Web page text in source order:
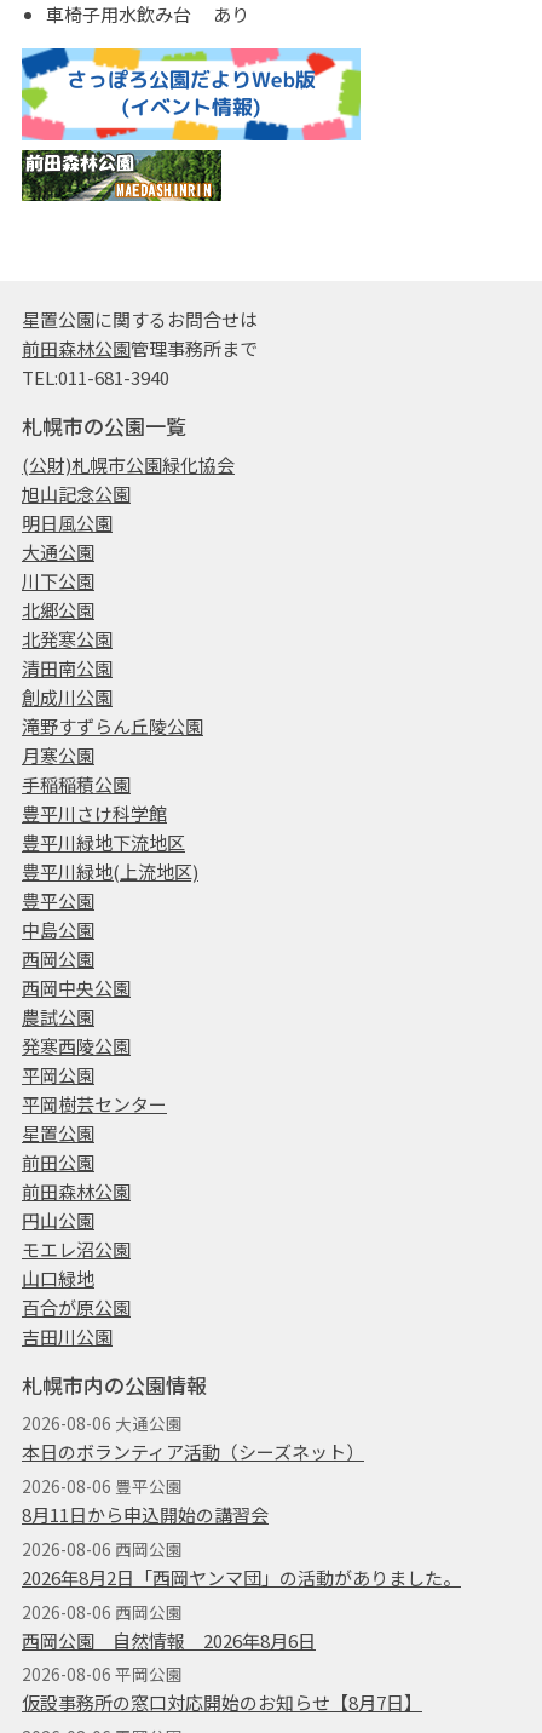
車椅子用水飲み台 あり
星置公園に関するお問合せは
前田森林公園管理事務所まで
TEL:011-681-3940
札幌市の公園一覧
(公財)札幌市公園緑化協会
旭山記念公園
明日風公園
大通公園
川下公園
北郷公園
北発寒公園
清田南公園
創成川公園
滝野すずらん丘陵公園
月寒公園
手稲稲積公園
豊平川さけ科学館
豊平川緑地下流地区
豊平川緑地(上流地区)
豊平公園
中島公園
西岡公園
西岡中央公園
農試公園
発寒西陵公園
平岡公園
平岡樹芸センター
星置公園
前田公園
前田森林公園
円山公園
モエレ沼公園
山口緑地
百合が原公園
吉田川公園
札幌市内の公園情報
2026-08-06 大通公園
本日のボランティア活動（シーズネット）
2026-08-06 豊平公園
8月11日から申込開始の講習会
2026-08-06 西岡公園
2026年8月2日「西岡ヤンマ団」の活動がありました。
2026-08-06 西岡公園
西岡公園 自然情報 2026年8月6日
2026-08-06 平岡公園
仮設事務所の窓口対応開始のお知らせ【8月7日】